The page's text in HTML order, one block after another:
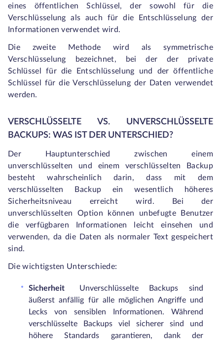
eines öffentlichen Schlüssel, der sowohl für die
Verschlüsselung als auch für die Entschlüsselung der
Informationen verwendet wird.
Die zweite Methode wird als symmetrische
Verschlüsselung bezeichnet, bei der der private
Schlüssel für die Entschlüsselung und der öffentliche
Schlüssel für die Verschlüsselung der Daten verwendet
werden.
VERSCHLÜSSELTE VS. UNVERSCHLÜSSELTE
BACKUPS: WAS IST DER UNTERSCHIED?
Der Hauptunterschied zwischen einem
unverschlüsselten und einem verschlüsselten Backup
besteht wahrscheinlich darin, dass mit dem
verschlüsselten Backup ein wesentlich höheres
Sicherheitsniveau erreicht wird. Bei der
unverschlüsselten Option können unbefugte Benutzer
die verfügbaren Informationen leicht einsehen und
verwenden, da die Daten als normaler Text gespeichert
sind.
Die wichtigsten Unterschiede:
Sicherheit
Unverschlüsselte Backups sind
äußerst anfällig für alle möglichen Angriffe und
Lecks von sensiblen Informationen. Während
verschlüsselte Backups viel sicherer sind und
höhere Standards garantieren, dank der